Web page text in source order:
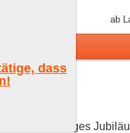
ab
3.85 von 5)
ihr 180 jähriges
dass